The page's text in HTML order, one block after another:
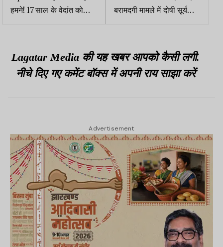
हमने! 17 साल के वेदांत को
कौन बता रहा है पाकिस्तानी
बरामदगी मामले में दोषी सूर्यकांत
मुंडा को 8 साल की सजा, 75
Lagatar Media की यह खबर आपको कैसी लगी.
नीचे दिए गए कमेंट बॉक्स में अपनी राय साझा करें
Advertisement